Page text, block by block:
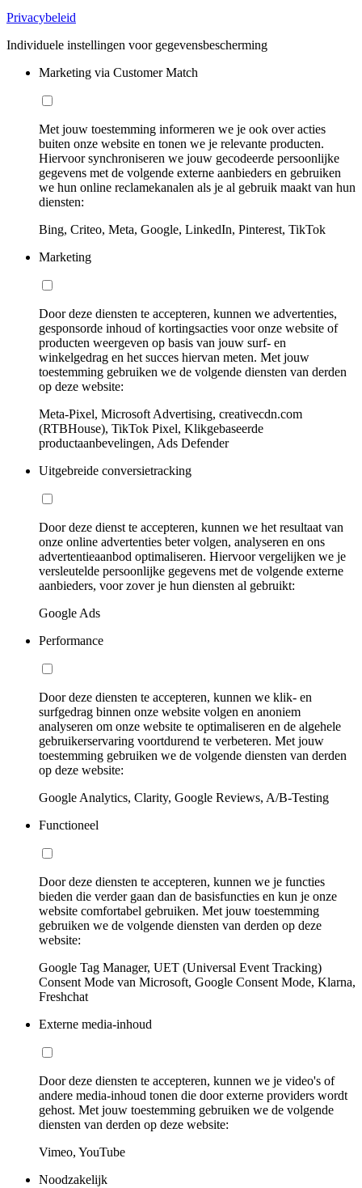
Privacybeleid
Individuele instellingen voor gegevensbescherming
Marketing via Customer Match
Met jouw toestemming informeren we je ook over acties
buiten onze website en tonen we je relevante producten.
Hiervoor synchroniseren we jouw gecodeerde persoonlijke
gegevens met de volgende externe aanbieders en gebruiken
we hun online reclamekanalen als je al gebruik maakt van hun
diensten:
Bing, Criteo, Meta, Google, LinkedIn, Pinterest, TikTok
Marketing
Door deze diensten te accepteren, kunnen we advertenties,
gesponsorde inhoud of kortingsacties voor onze website of
producten weergeven op basis van jouw surf- en
winkelgedrag en het succes hiervan meten. Met jouw
toestemming gebruiken we de volgende diensten van derden
op deze website:
Meta-Pixel, Microsoft Advertising, creativecdn.com
(RTBHouse), TikTok Pixel, Klikgebaseerde
productaanbevelingen, Ads Defender
Uitgebreide conversietracking
Door deze dienst te accepteren, kunnen we het resultaat van
onze online advertenties beter volgen, analyseren en ons
advertentieaanbod optimaliseren. Hiervoor vergelijken we je
versleutelde persoonlijke gegevens met de volgende externe
aanbieders, voor zover je hun diensten al gebruikt:
Google Ads
Performance
Door deze diensten te accepteren, kunnen we klik- en
surfgedrag binnen onze website volgen en anoniem
analyseren om onze website te optimaliseren en de algehele
gebruikerservaring voortdurend te verbeteren. Met jouw
toestemming gebruiken we de volgende diensten van derden
op deze website:
Google Analytics, Clarity, Google Reviews, A/B-Testing
Functioneel
Door deze diensten te accepteren, kunnen we je functies
bieden die verder gaan dan de basisfuncties en kun je onze
website comfortabel gebruiken. Met jouw toestemming
gebruiken we de volgende diensten van derden op deze
website:
Google Tag Manager, UET (Universal Event Tracking)
Consent Mode van Microsoft, Google Consent Mode, Klarna,
Freshchat
Externe media-inhoud
Door deze diensten te accepteren, kunnen we je video's of
andere media-inhoud tonen die door externe providers wordt
gehost. Met jouw toestemming gebruiken we de volgende
diensten van derden op deze website:
Vimeo, YouTube
Noodzakelijk